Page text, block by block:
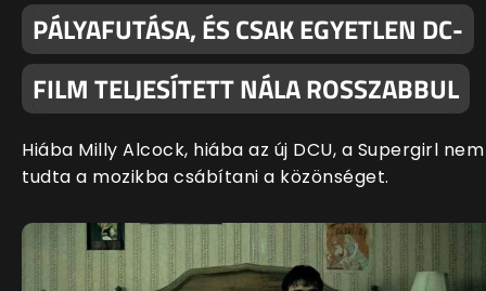
PÁLYAFUTÁSA, ÉS CSAK EGYETLEN DC-
FILM TELJESÍTETT NÁLA ROSSZABBUL
Hiába Milly Alcock, hiába az új DCU, a Supergirl nem
tudta a mozikba csábítani a közönséget.